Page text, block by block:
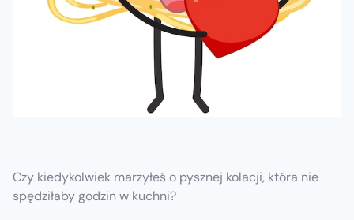
Czy kiedykolwiek marzyłeś o pysznej kolacji, która nie
spędziłaby godzin w kuchni?